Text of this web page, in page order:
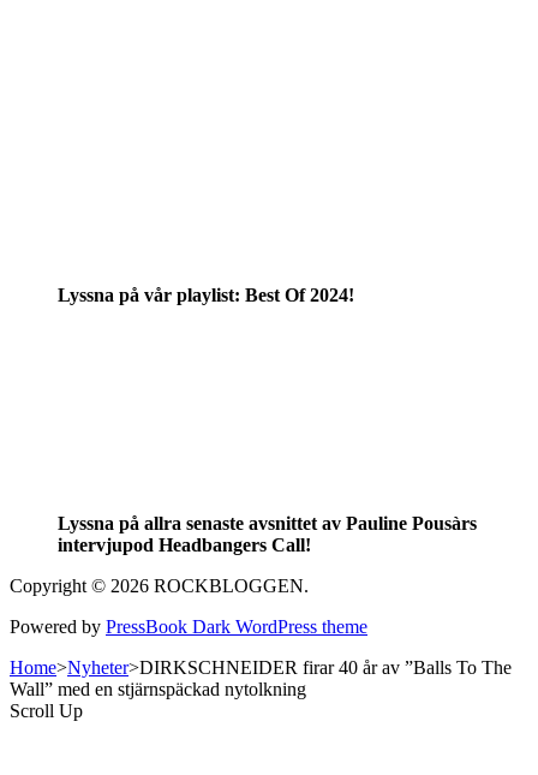
Lyssna på vår playlist: Best Of 2024!
Lyssna på allra senaste avsnittet av Pauline Pousàrs
intervjupod Headbangers Call!
Copyright © 2026 ROCKBLOGGEN.
Powered by PressBook Dark WordPress theme
Home>Nyheter>DIRKSCHNEIDER firar 40 år av ”Balls To The
Wall” med en stjärnspäckad nytolkning
Scroll Up